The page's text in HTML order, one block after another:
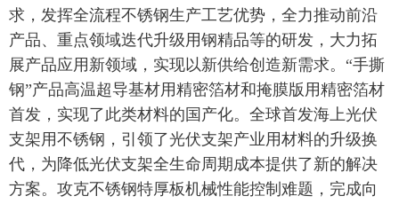
求，发挥全流程不锈钢生产工艺优势，全力推动前沿
产品、重点领域迭代升级用钢精品等的研发，大力拓
展产品应用新领域，实现以新供给创造新需求。“手撕
钢”产品高温超导基材用精密箔材和掩膜版用精密箔材
首发，实现了此类材料的国产化。全球首发海上光伏
支架用不锈钢，引领了光伏支架产业用材料的升级换
代，为降低光伏支架全生命周期成本提供了新的解决
方案。攻克不锈钢特厚板机械性能控制难题，完成向